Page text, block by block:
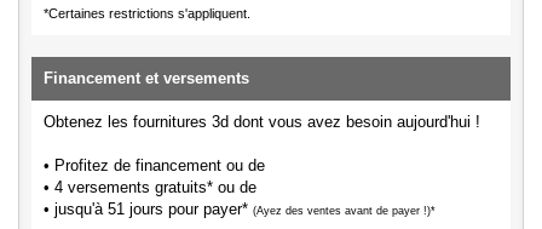
*Certaines restrictions s'appliquent.
Financement et versements
Obtenez les fournitures 3d dont vous avez besoin aujourd'hui !
• Profitez de financement ou de
• 4 versements gratuits* ou de
• jusqu'à 51 jours pour payer* (Ayez des ventes avant de payer !)*